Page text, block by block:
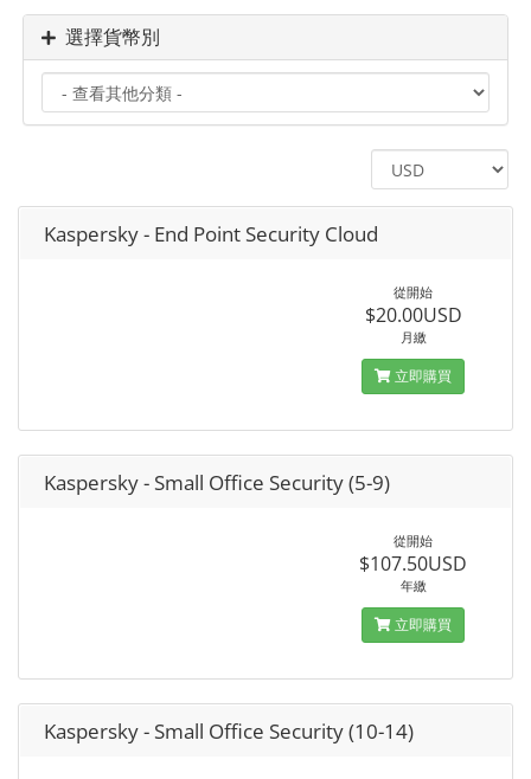
選擇貨幣別
Kaspersky - End Point Security Cloud
從開始
$20.00USD
月繳
立即購買
Kaspersky - Small Office Security (5-9)
從開始
$107.50USD
年繳
立即購買
Kaspersky - Small Office Security (10-14)